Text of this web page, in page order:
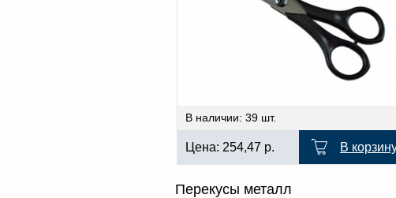
В наличии: 39 шт.
Цена: 254,47 р. В
Перекусы металл